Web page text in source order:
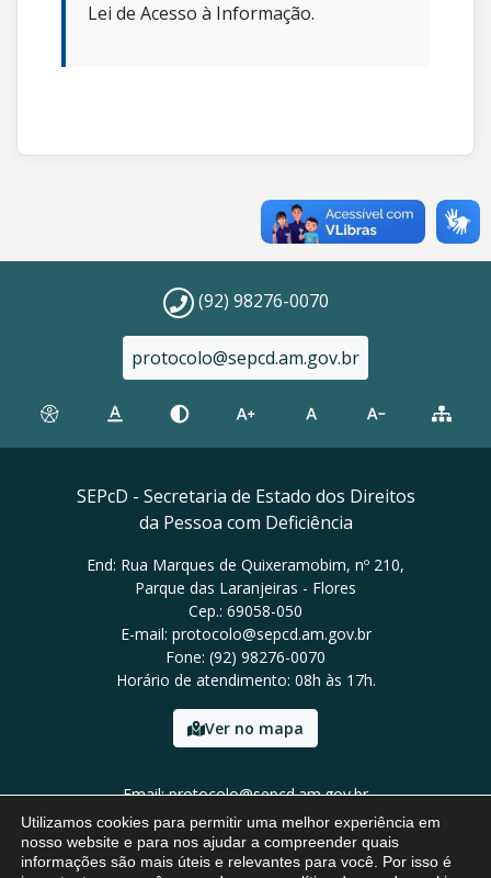
Lei de Acesso à Informação.
(92) 98276-0070
protocolo@sepcd.am.gov.br
SEPcD - Secretaria de Estado dos Direitos
da Pessoa com Deficiência
End: Rua Marques de Quixeramobim, nº 210,
Parque das Laranjeiras - Flores
Cep.: 69058-050
E-mail: protocolo@sepcd.am.gov.br
Fone: (92) 98276-0070
Horário de atendimento: 08h às 17h.
Ver no mapa
Email: protocolo@sepcd.am.gov.br
Tel: (92) 98276-0070
Utilizamos cookies para permitir uma melhor experiência em
nosso website e para nos ajudar a compreender quais
informações são mais úteis e relevantes para você. Por isso é